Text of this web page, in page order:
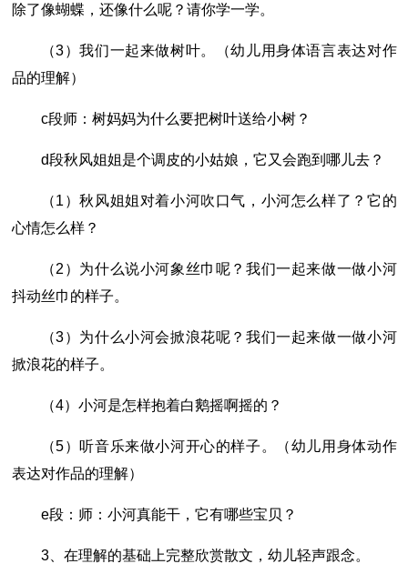
除了像蝴蝶，还像什么呢？请你学一学。
（3）我们一起来做树叶。（幼儿用身体语言表达对作
品的理解）
c段师：树妈妈为什么要把树叶送给小树？
d段秋风姐姐是个调皮的小姑娘，它又会跑到哪儿去？
（1）秋风姐姐对着小河吹口气，小河怎么样了？它的
心情怎么样？
（2）为什么说小河象丝巾呢？我们一起来做一做小河
抖动丝巾的样子。
（3）为什么小河会掀浪花呢？我们一起来做一做小河
掀浪花的样子。
（4）小河是怎样抱着白鹅摇啊摇的？
（5）听音乐来做小河开心的样子。（幼儿用身体动作
表达对作品的理解）
e段：师：小河真能干，它有哪些宝贝？
3、在理解的基础上完整欣赏散文，幼儿轻声跟念。